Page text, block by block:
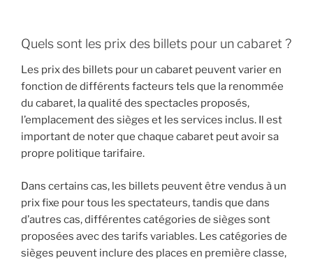
Quels sont les prix des billets pour un cabaret ?
Les prix des billets pour un cabaret peuvent varier en
fonction de différents facteurs tels que la renommée
du cabaret, la qualité des spectacles proposés,
l’emplacement des sièges et les services inclus. Il est
important de noter que chaque cabaret peut avoir sa
propre politique tarifaire.
Dans certains cas, les billets peuvent être vendus à un
prix fixe pour tous les spectateurs, tandis que dans
d’autres cas, différentes catégories de sièges sont
proposées avec des tarifs variables. Les catégories de
sièges peuvent inclure des places en première classe,